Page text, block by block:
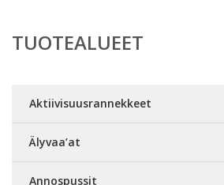
TUOTEALUEET
Aktiivisuusrannekkeet
Älyvaa’at
Annospussit